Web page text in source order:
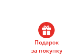
Подарок
за покупку